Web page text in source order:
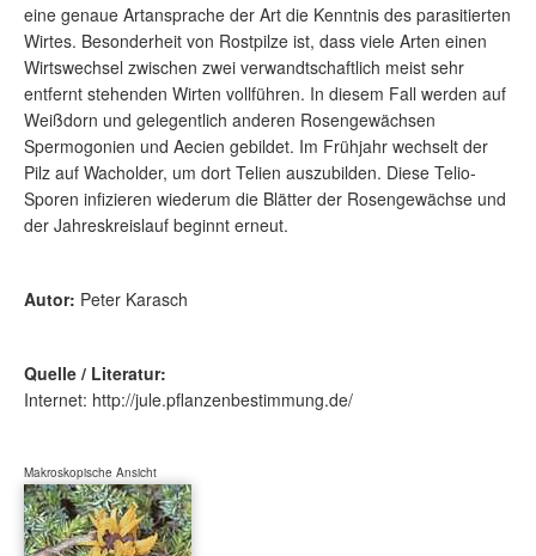
eine genaue Artansprache der Art die Kenntnis des parasitierten
Wirtes. Besonderheit von Rostpilze ist, dass viele Arten einen
Wirtswechsel zwischen zwei verwandtschaftlich meist sehr
entfernt stehenden Wirten vollführen. In diesem Fall werden auf
Weißdorn und gelegentlich anderen Rosengewächsen
Spermogonien und Aecien gebildet. Im Frühjahr wechselt der
Pilz auf Wacholder, um dort Telien auszubilden. Diese Telio-
Sporen infizieren wiederum die Blätter der Rosengewächse und
der Jahreskreislauf beginnt erneut.
Autor: Peter Karasch
Quelle / Literatur:
Internet: http://jule.pflanzenbestimmung.de/
Makroskopische Ansicht